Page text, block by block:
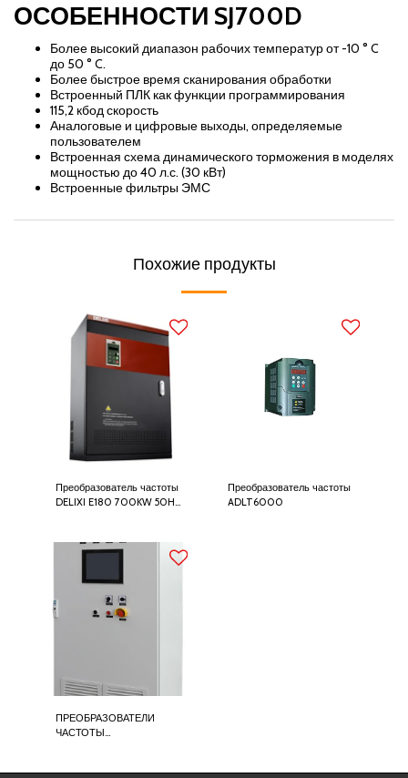
ОСОБЕННОСТИ SJ700D
Более высокий диапазон рабочих температур от -10 ° C
до 50 ° C.
Более быстрое время сканирования обработки
Встроенный ПЛК как функции программирования
115,2 кбод скорость
Аналоговые и цифровые выходы, определяемые
пользователем
Встроенная схема динамического торможения в моделях
мощностью до 40 л.с. (30 кВт)
Встроенные фильтры ЭМС
Похожие продукты
Преобразователь частоты
DELIXI E180 700KW 50Hz
Преобразователь частоты
ADLT6000
ПРЕОБРАЗОВАТЕЛИ
ЧАСТОТЫ